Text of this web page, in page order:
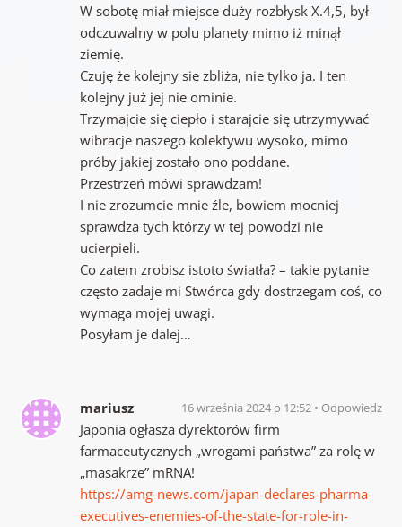
W sobotę miał miejsce duży rozbłysk X.4,5, był
odczuwalny w polu planety mimo iż minął
ziemię.
Czuję że kolejny się zbliża, nie tylko ja. I ten
kolejny już jej nie ominie.
Trzymajcie się ciepło i starajcie się utrzymywać
wibracje naszego kolektywu wysoko, mimo
próby jakiej zostało ono poddane.
Przestrzeń mówi sprawdzam!
I nie zrozumcie mnie źle, bowiem mocniej
sprawdza tych którzy w tej powodzi nie
ucierpieli.
Co zatem zrobisz istoto światła? – takie pytanie
często zadaje mi Stwórca gdy dostrzegam coś, co
wymaga mojej uwagi.
Posyłam je dalej…
mariusz 16 września 2024 o 12:52 Odpowiedz
Japonia ogłasza dyrektorów firm
farmaceutycznych „wrogami państwa” za rolę w
„masakrze” mRNA!
https://amg-news.com/japan-declares-pharma-
executives-enemies-of-the-state-for-role-in-